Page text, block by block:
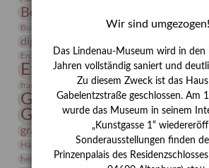
Bernhard August von Lindenau
Burg Posterstein Conrad Felixmüller Depot
digitallabor
Erdmann Julius Dietrich
Erlebnisportal
Expressionismus Festrede
frauen Frauen in der Antike und heute
Gerhard-Altenbourg-
Gerhard Altenbourg
Gerhard
grafische sammlung griechische
Hanns-Conon von der Gabelentz Heinrich
herman de vries Humboldt
Insekten
Wir sind umgezogen!
Das Lindenau-Museum wird in den
Jahren vollständig saniert und
Zu diesem Zweck ist das
Gabelentzstraße geschlossen. Am
wurde das Museum in seinem
„Kunstgasse 1“
Sonderausstellungen finden
Prinzenpalais des